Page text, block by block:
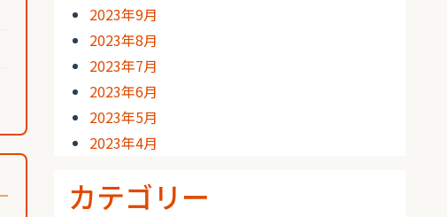
2023年9月
2023年8月
2023年7月
2023年6月
2023年5月
2023年4月
カテゴリー